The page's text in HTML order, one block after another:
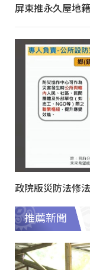
屏東推永久屋地
政院版災防法修
推薦新聞